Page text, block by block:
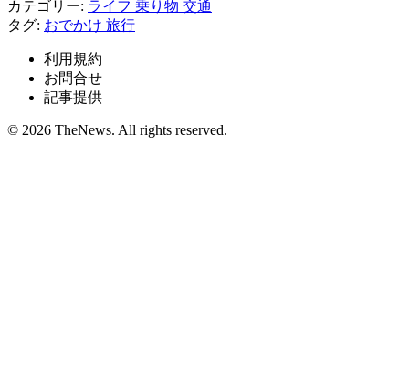
カテゴリー: ライフ 乗り物 交通
タグ: おでかけ 旅行
利用規約
お問合せ
記事提供
© 2026 TheNews. All rights reserved.